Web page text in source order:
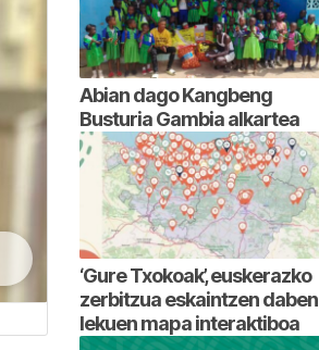
Abian dago Kangbeng
Busturia Gambia alkartea
‘Gure Txokoak’, euskerazko
zerbitzua eskaintzen daben
lekuen mapa interaktiboa